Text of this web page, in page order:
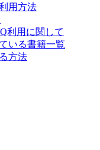
用方法
利用に関して
いる書籍一覧
方法